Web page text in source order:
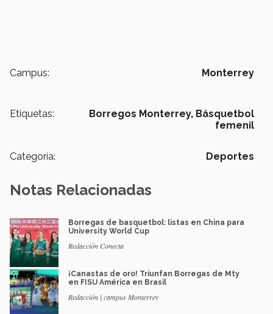
Campus: Monterrey
Etiquetas: Borregos Monterrey, Básquetbol
femenil
Categoría: Deportes
Notas Relacionadas
Borregas de basquetbol: listas en China para
University World Cup
Redacción Conecta
¡Canastas de oro! Triunfan Borregas de Mty
en FISU América en Brasil
Redacción | campus Monterrey